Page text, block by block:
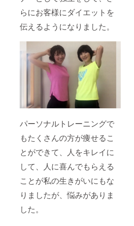
らにお客様にダイエットを
伝えるようになりました。
パーソナルトレーニングで
もたくさんの方が痩せるこ
とができて、人をキレイに
して、人に喜んでもらえる
ことが私の生きがいにもな
りましたが、悩みがありま
した。